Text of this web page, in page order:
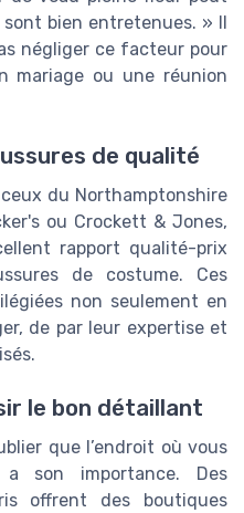
bien entretenues. » Il
négliger ce facteur pour
mariage ou une réunion
de qualité
du Northamptonshire
ou Crockett & Jones,
rapport qualité-prix
de costume. Ces
non seulement en
de par leur expertise et
le bon détaillant
que l’endroit où vous
son importance. Des
offrent des boutiques